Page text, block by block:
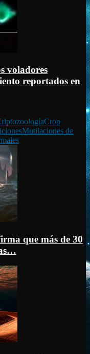
voladores
reportados en
Crop
Mutilaciones de
que más de 30